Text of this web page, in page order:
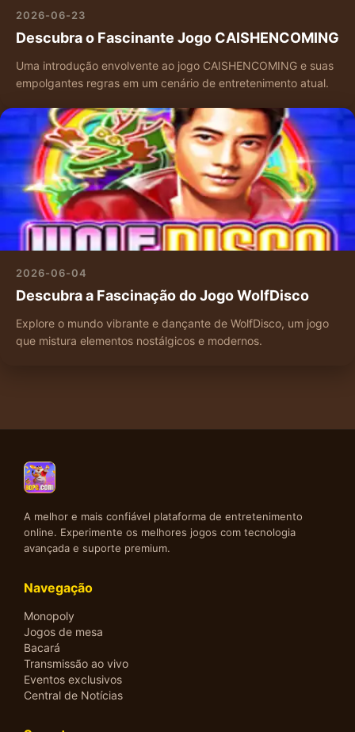
2026-06-23
Descubra o Fascinante Jogo CAISHENCOMING
Uma introdução envolvente ao jogo CAISHENCOMING e suas
empolgantes regras em um cenário de entretenimento atual.
2026-06-04
Descubra a Fascinação do Jogo WolfDisco
Explore o mundo vibrante e dançante de WolfDisco, um jogo
que mistura elementos nostálgicos e modernos.
A melhor e mais confiável plataforma de entretenimento
online. Experimente os melhores jogos com tecnologia
avançada e suporte premium.
Navegação
Monopoly
Jogos de mesa
Bacará
Transmissão ao vivo
Eventos exclusivos
Central de Notícias